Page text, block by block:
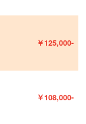
￥125,000-
￥108,000-